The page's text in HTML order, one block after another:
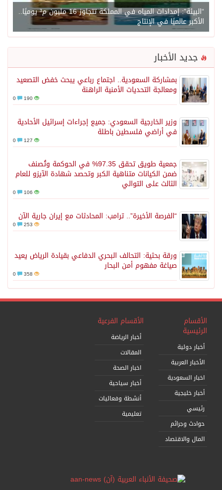
“البيئة”: إمدادات المياه في المملكة تتجاوز 16 مليون م³ يوميًا..
الأكبر عالميًا في الإنتاج
جديد الأخبار
بمشاركة السعودية.. اجتماع رباعي يبحث خفض التصعيد
ومعالجة التحديات الأمنية الراهنة
190
وزير الخارجية السعودي: جميع إجراءات إسرائيل الأحادية
في أراضي فلسطين باطلة
127
جمعية طويق تحقق 97.35% في الحوكمة وتُصنف
ضمن الكيانات متناهية الكبر وتحصد شهادة الآيزو للعام
الثالث على التوالي
106
“الفرصة الأخيرة”.. ترامب: المحادثات مع إيران جارية الآن
253
ورقة بحثية: التحالف البحري الدفاعي بقيادة الرياض يعيد
صياغة مفهوم أمن البحار
358
الأقسام
الرئيسية
أخبار دولية
الأخبار العربية
اخبار السعودية
أخبار خليجية
رئيسي
حوادث وجرائم
المال والاقتصاد
الأقسام الفرعية
أخبار الرياضة
المقالات
اخبار الصحة
أخبار سياحية
أنشطة وفعاليات
تعليمية